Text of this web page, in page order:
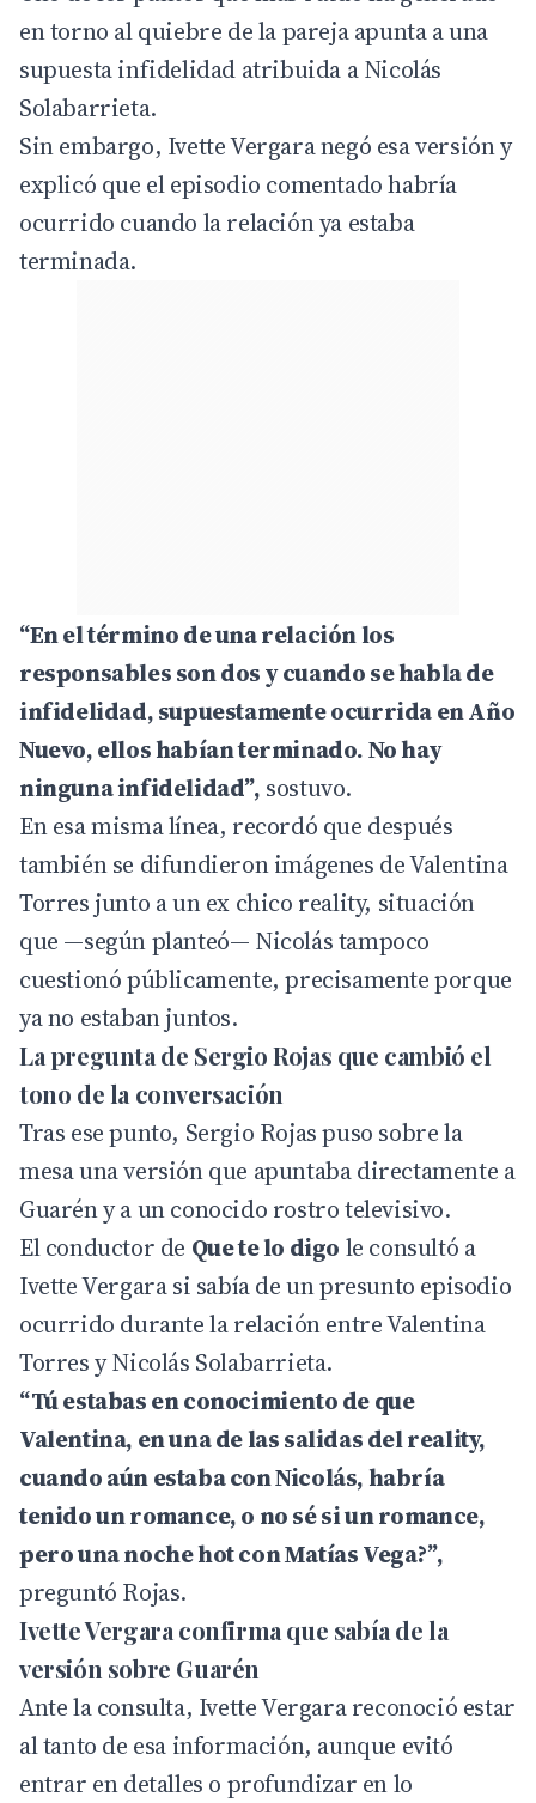
en torno al quiebre de la pareja apunta a una
supuesta infidelidad atribuida a Nicolás
Solabarrieta.
Sin embargo, Ivette Vergara negó esa versión y
explicó que el episodio comentado habría
ocurrido cuando la relación ya estaba
terminada.
“En el término de una relación los
responsables son dos y cuando se habla de
infidelidad, supuestamente ocurrida en Año
Nuevo, ellos habían terminado. No hay
ninguna infidelidad”, sostuvo.
En esa misma línea, recordó que después
también se difundieron imágenes de Valentina
Torres junto a un ex chico reality, situación
que —según planteó— Nicolás tampoco
cuestionó públicamente, precisamente porque
ya no estaban juntos.
La pregunta de Sergio Rojas que cambió el
tono de la conversación
Tras ese punto, Sergio Rojas puso sobre la
mesa una versión que apuntaba directamente a
Guarén y a un conocido rostro televisivo.
El conductor de Que te lo digo le consultó a
Ivette Vergara si sabía de un presunto episodio
ocurrido durante la relación entre Valentina
Torres y Nicolás Solabarrieta.
“Tú estabas en conocimiento de que
Valentina, en una de las salidas del reality,
cuando aún estaba con Nicolás, habría
tenido un romance, o no sé si un romance,
pero una noche hot con Matías Vega?”,
preguntó Rojas.
Ivette Vergara confirma que sabía de la
versión sobre Guarén
Ante la consulta, Ivette Vergara reconoció estar
al tanto de esa información, aunque evitó
entrar en detalles o profundizar en lo